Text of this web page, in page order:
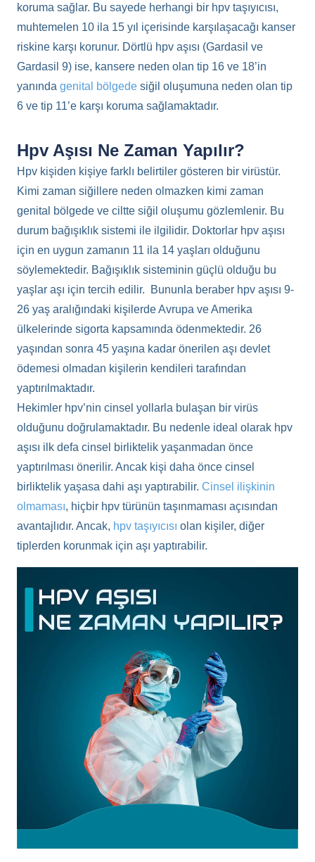
koruma sağlar. Bu sayede herhangi bir hpv taşıyıcısı,
muhtemelen 10 ila 15 yıl içerisinde karşılaşacağı kanser
riskine karşı korunur. Dörtlü hpv aşısı (Gardasil ve
Gardasil 9) ise, kansere neden olan tip 16 ve 18’in
yanında genital bölgede siğil oluşumuna neden olan tip
6 ve tip 11’e karşı koruma sağlamaktadır.
Hpv Aşısı Ne Zaman Yapılır?
Hpv kişiden kişiye farklı belirtiler gösteren bir virüstür.
Kimi zaman siğillere neden olmazken kimi zaman
genital bölgede ve ciltte siğil oluşumu gözlemlenir. Bu
durum bağışıklık sistemi ile ilgilidir. Doktorlar hpv aşısı
için en uygun zamanın 11 ila 14 yaşları olduğunu
söylemektedir. Bağışıklık sisteminin güçlü olduğu bu
yaşlar aşı için tercih edilir. Bununla beraber hpv aşısı 9-
26 yaş aralığındaki kişilerde Avrupa ve Amerika
ülkelerinde sigorta kapsamında ödenmektedir. 26
yaşından sonra 45 yaşına kadar önerilen aşı devlet
ödemesi olmadan kişilerin kendileri tarafından
yaptırılmaktadır.
Hekimler hpv’nin cinsel yollarla bulaşan bir virüs
olduğunu doğrulamaktadır. Bu nedenle ideal olarak hpv
aşısı ilk defa cinsel birliktelik yaşanmadan önce
yaptırılması önerilir. Ancak kişi daha önce cinsel
birliktelik yaşasa dahi aşı yaptırabilir. Cinsel ilişkinin
olmaması, hiçbir hpv türünün taşınmaması açısından
avantajlıdır. Ancak, hpv taşıyıcısı olan kişiler, diğer
tiplerden korunmak için aşı yaptırabilir.